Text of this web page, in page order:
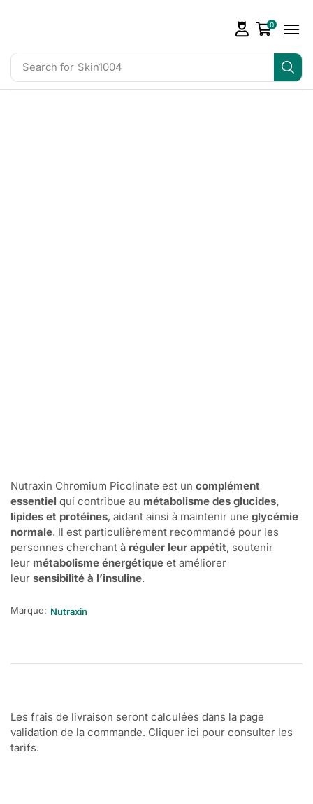
Search for Skin1004
0
Nutraxin Chromium Picolinate est un complément
essentiel qui contribue au métabolisme des glucides,
lipides et protéines, aidant ainsi à maintenir une glycémie
normale. Il est particulièrement recommandé pour les
personnes cherchant à réguler leur appétit, soutenir
leur métabolisme énergétique et améliorer
leur sensibilité à l’insuline.
Marque: Nutraxin
Les frais de livraison seront calculées dans la page
validation de la commande. Cliquer ici pour consulter les
tarifs.